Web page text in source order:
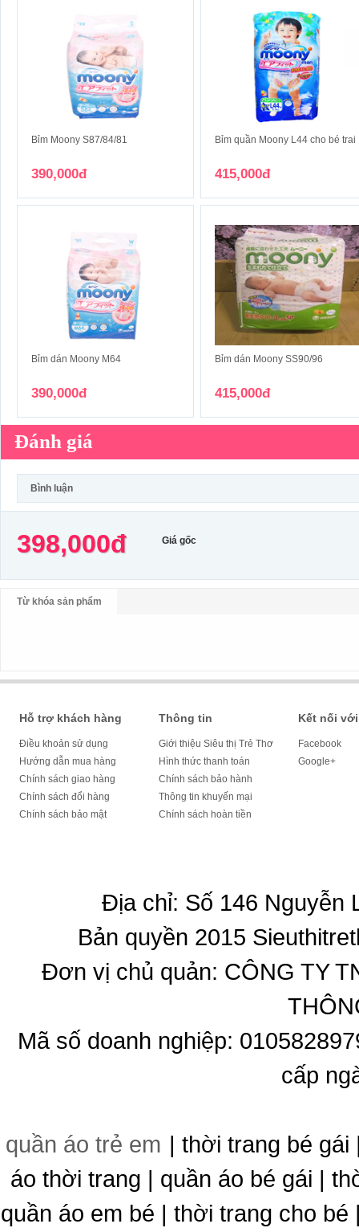
Bỉm Moony S87/84/81
390,000đ
Bỉm quần Moony L44 cho bé trai
415,000đ
Bỉm dán Moony M64
390,000đ
Bỉm dán Moony SS90/96
415,000đ
Đánh giá
Bình luận
398,000đ Giá gốc
Từ khóa sản phẩm
Hỗ trợ khách hàng
Điều khoản sử dụng
Hướng dẫn mua hàng
Chính sách giao hàng
Chính sách đổi hàng
Chính sách bảo mật
Thông tin
Giới thiệu Siêu thị Trẻ Thơ
Hình thức thanh toán
Chính sách bảo hành
Thông tin khuyến mại
Chính sách hoàn tiền
Kết nối
Facebook
Google+
Địa chỉ: Số 146 Nguyễn
Bản quyền 2015
Đơn vị chủ quản: CÔNG TY
Mã số doanh nghiệp:
cấp
quần áo trẻ em | thời trang bé gái
áo thời trang | quần áo bé gái |
quần áo em bé | thời trang cho